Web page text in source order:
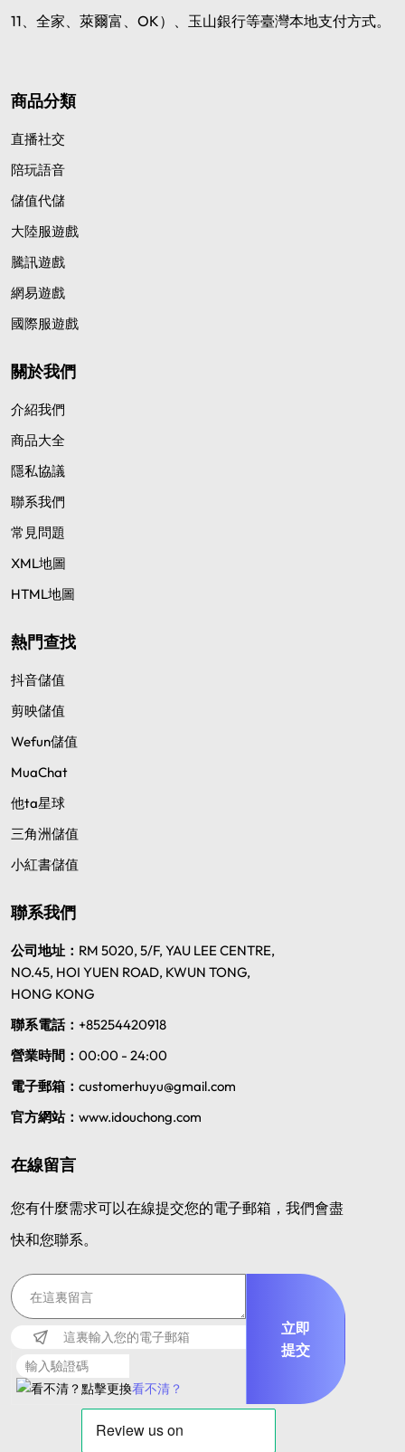
11、全家、萊爾富、OK）、玉山銀行等臺灣本地支付方式。
商品分類
直播社交
陪玩語音
儲值代儲
大陸服遊戲
騰訊遊戲
網易遊戲
國際服遊戲
關於我們
介紹我們
商品大全
隱私協議
聯系我們
常見問題
XML地圖
HTML地圖
熱門查找
抖音儲值
剪映儲值
Wefun儲值
MuaChat
他ta星球
三角洲儲值
小紅書儲值
聯系我們
公司地址： RM 5020, 5/F, YAU LEE CENTRE,
NO.45, HOI YUEN ROAD, KWUN TONG,
HONG KONG
聯系電話： +85254420918
營業時間： 00:00 - 24:00
電子郵箱： customerhuyu@gmail.com
官方網站： www.idouchong.com
在線留言
您有什麼需求可以在線提交您的電子郵箱，我們會盡
快和您聯系。
看不清？
立即
提交